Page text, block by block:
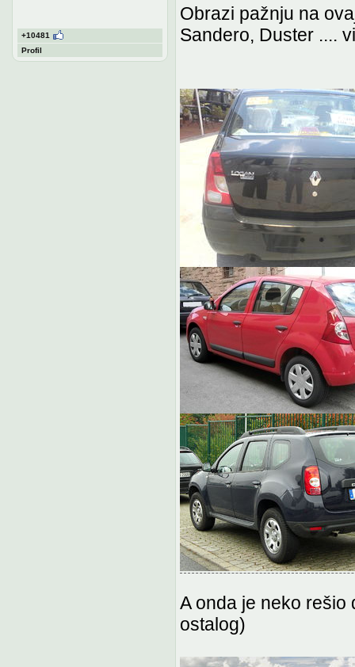
+10481
Profil
Obrazi pažnju na
Sandero, Duster ....
A onda je neko rešio
ostalog)